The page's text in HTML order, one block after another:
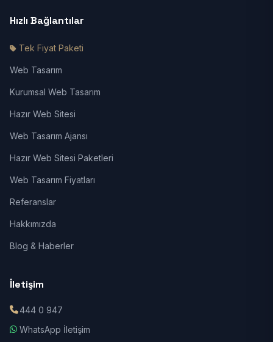
Hızlı Bağlantılar
Tek Fiyat Paketi
Web Tasarım
Kurumsal Web Tasarım
Hazır Web Sitesi
Web Tasarım Ajansı
Hazır Web Sitesi Paketleri
Web Tasarım Fiyatları
Referanslar
Hakkımızda
Blog & Haberler
İletişim
444 0 947
WhatsApp İletişim